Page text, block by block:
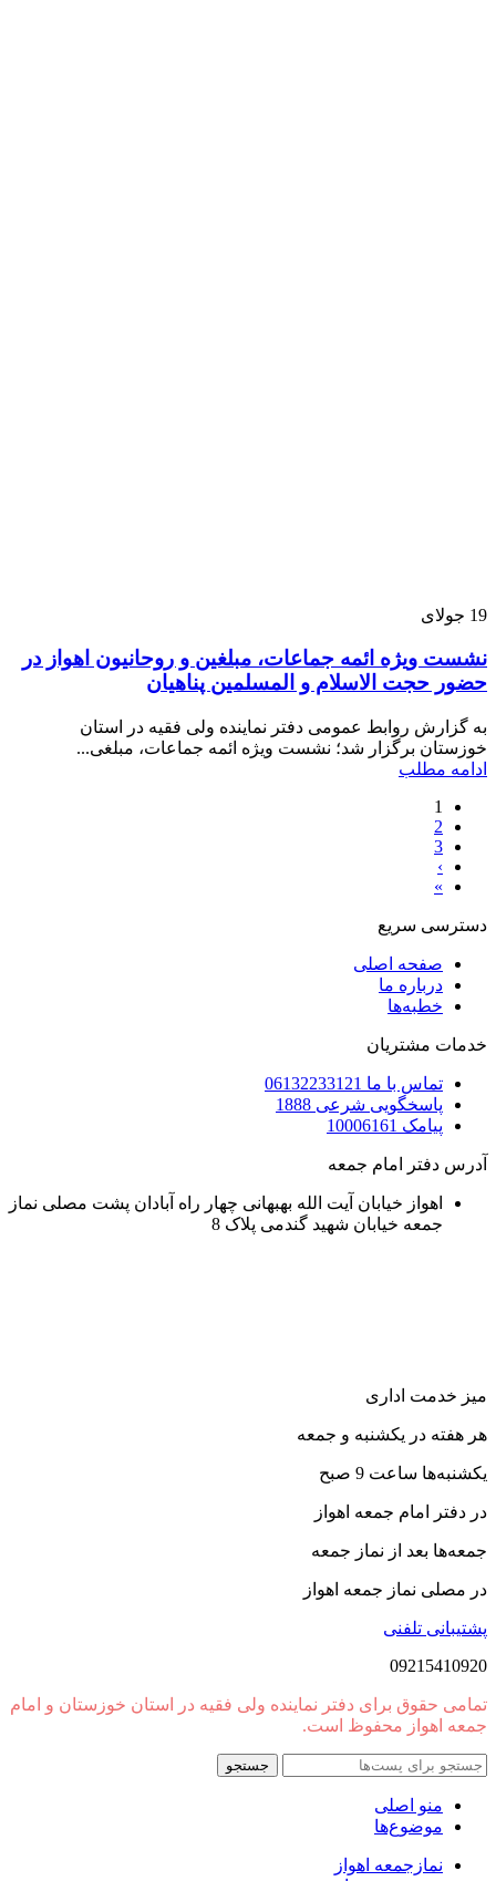
19 جولای
نشست ویژه ائمه جماعات، مبلغین و روحانیون اهواز در
حضور حجت الاسلام و المسلمین پناهیان
به گزارش روابط عمومی دفتر نماینده ولی فقیه در استان
خوزستان برگزار شد؛ نشست ویژه ائمه جماعات، مبلغی...
ادامه مطلب
1
2
3
›
»
دسترسی سریع
صفحه اصلی
درباره ما
خطبه‌ها
خدمات مشتریان
تماس با ما 06132233121
پاسخگویی شرعی 1888
پیامک 10006161
آدرس دفتر امام جمعه
اهواز خیابان آیت الله بهبهانی چهار راه آبادان پشت مصلی نماز
جمعه خیابان شهید گندمی پلاک 8
میز خدمت اداری
هر هفته در یکشنبه و جمعه
یکشنبه‌ها ساعت 9 صبح
در دفتر امام جمعه اهواز
جمعه‌ها بعد از نماز جمعه
در مصلی نماز جمعه اهواز
پشتیبانی تلفنی
09215410920
تمامی حقوق برای دفتر نماینده ولی فقیه در استان خوزستان و امام
جمعه اهواز محفوظ است.
جستجو
منو اصلی
موضوع‌ها
نمازجمعه اهواز